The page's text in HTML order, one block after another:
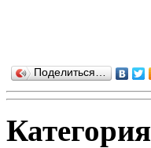
Поделиться…
Категория